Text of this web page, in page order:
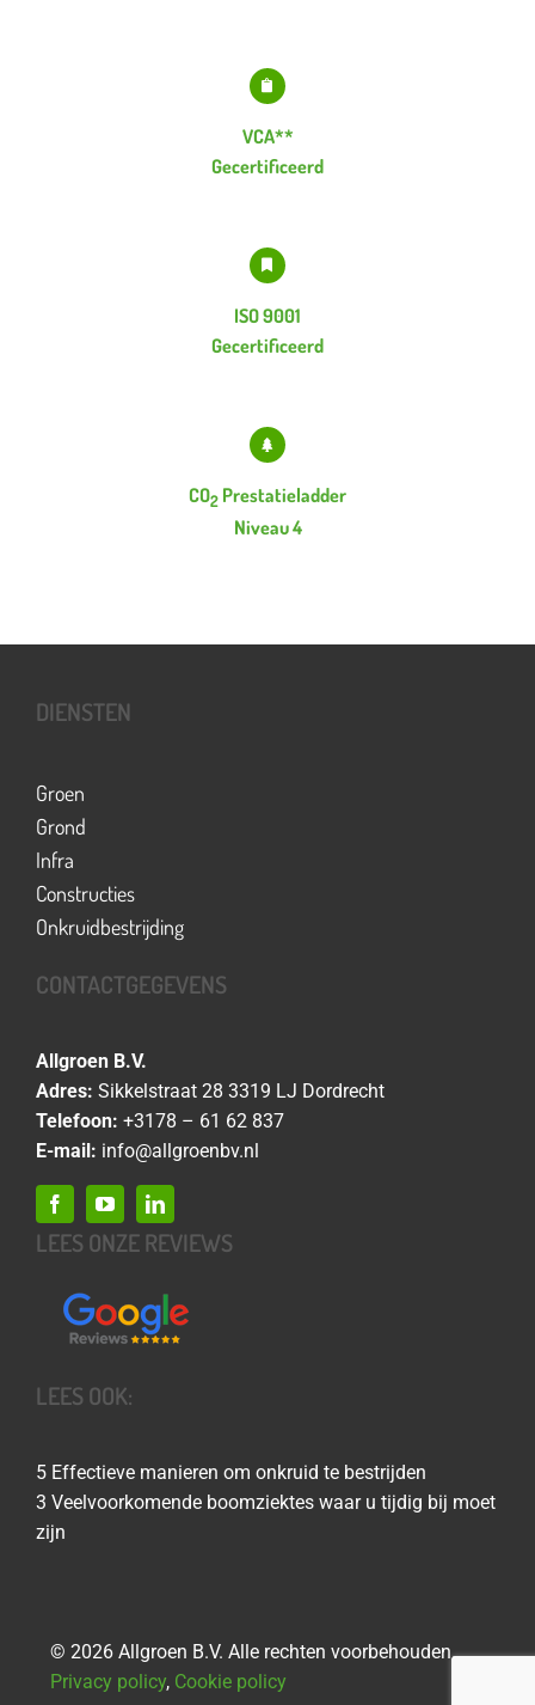
VCA**
Gecertificeerd
ISO 9001
Gecertificeerd
CO2 Prestatieladder
Niveau 4
DIENSTEN
Groen
Grond
Infra
Constructies
Onkruidbestrijding
CONTACTGEGEVENS
Allgroen B.V.
Adres: Sikkelstraat 28 3319 LJ Dordrecht
Telefoon: +3178 – 61 62 837
E-mail: info@allgroenbv.nl
LEES ONZE REVIEWS
LEES OOK:
5 Effectieve manieren om onkruid te bestrijden
3 Veelvoorkomende boomziektes waar u tijdig bij moet
zijn
©2026 Allgroen B.V. Alle rechten voorbehouden.
Privacy policy, Cookie policy